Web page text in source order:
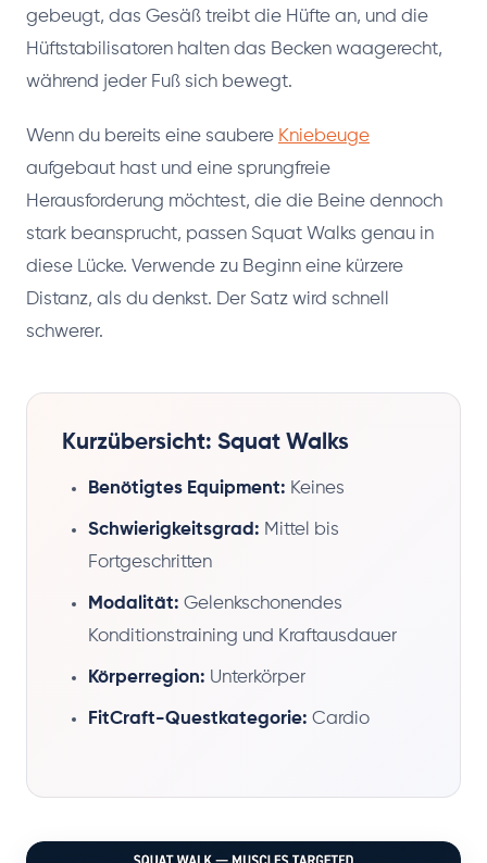
gebeugt, das Gesäß treibt die Hüfte an, und die
Hüftstabilisatoren halten das Becken waagerecht,
während jeder Fuß sich bewegt.
Wenn du bereits eine saubere Kniebeuge
aufgebaut hast und eine sprungfreie
Herausforderung möchtest, die die Beine dennoch
stark beansprucht, passen Squat Walks genau in
diese Lücke. Verwende zu Beginn eine kürzere
Distanz, als du denkst. Der Satz wird schnell
schwerer.
Kurzübersicht: Squat Walks
Benötigtes Equipment: Keines
Schwierigkeitsgrad: Mittel bis
Fortgeschritten
Modalität: Gelenkschonendes
Konditionstraining und Kraftausdauer
Körperregion: Unterkörper
FitCraft-Questkategorie: Cardio